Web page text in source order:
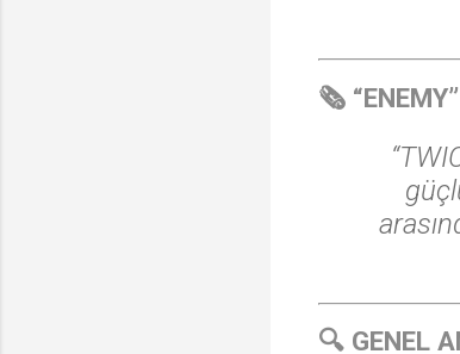
🗞️
🔍 GENEL